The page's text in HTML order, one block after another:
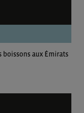
boissons aux Émirats